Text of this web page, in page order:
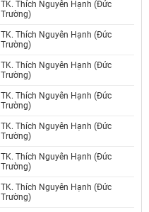
TK. Thích Nguyên Hạnh (Đức
Trường)
TK. Thích Nguyên Hạnh (Đức
Trường)
TK. Thích Nguyên Hạnh (Đức
Trường)
TK. Thích Nguyên Hạnh (Đức
Trường)
TK. Thích Nguyên Hạnh (Đức
Trường)
TK. Thích Nguyên Hạnh (Đức
Trường)
TK. Thích Nguyên Hạnh (Đức
Trường)